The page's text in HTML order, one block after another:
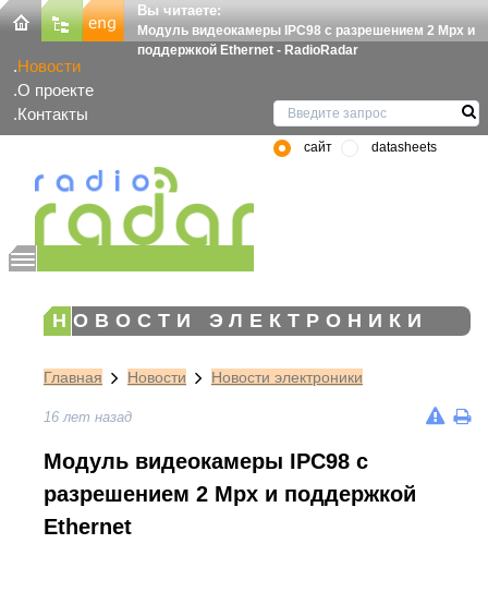
Вы читаете:
Модуль видеокамеры IPC98 с разрешением 2 Mpx и
поддержкой Ethernet - RadioRadar
Новости
О проекте
Контакты
сайт datasheets
НОВОСТИ ЭЛЕКТРОНИКИ
Главная Новости Новости электроники
16 лет назад
Модуль видеокамеры IPC98 с
разрешением 2 Mpx и поддержкой
Ethernet